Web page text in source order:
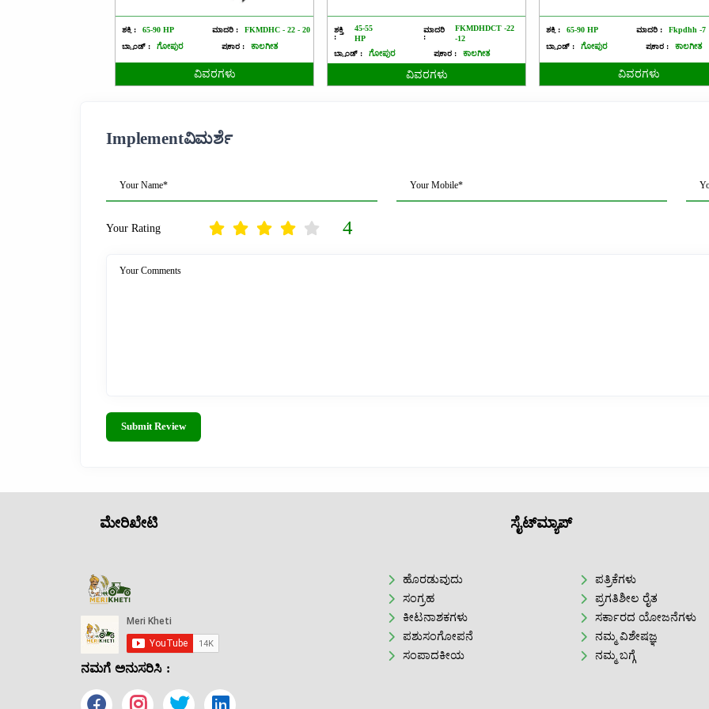
ಶಕ್ತಿ : 65-90 HP ಮಾದರಿ :
FKMDHC - 22 - 20
ಬ್ರ್ಯಾಂಡ್ :
ಗೋಪುರ ಪ್ರಕಾರ : ಕಾಲಗೀತ
ವಿವರಗಳು
ಶಕ್ತಿ
:
45-55
HP
ಮಾದರಿ
:
FKMDHDCT -22
-12
ಬ್ರ್ಯಾಂಡ್ :
ಗೋಪುರ ಪ್ರಕಾರ : ಕಾಲಗೀತ
ವಿವರಗಳು
ಶಕ್ತಿ : 65-90 HP ಮಾದರಿ :
Fkpdhh -7
ಬ್ರ್ಯಾಂಡ್ :
ಗೋಪುರ ಪ್ರಕಾರ : ಕಾಲಗೀತ
ವಿವರಗಳು
Implementವಿಮರ್ಶೆ
Your Name* Your Mobile*
Your Rating 4
Your Comments
Submit Review
ಮೇರಿಖೇಟಿ
ನಮಗೆ ಅನುಸರಿಸಿ :
ಸೈಟ್‌ಮ್ಯಾಪ್
ಹೊರಡುವುದು
ಸಂಗ್ರಹ
ಕೀಟನಾಶಕಗಳು
ಪಶುಸಂಗೋಪನೆ
ಸಂಪಾದಕೀಯ
ಪತ್ರಿಕೆಗಳು
ಪ್ರಗತಿಶೀಲ ರೈತ
ಸರ್ಕಾರದ ಯೋಜನೆಗಳು
ನಮ್ಮ ವಿಶೇಷಜ್ಞ
ನಮ್ಮ ಬಗ್ಗೆ